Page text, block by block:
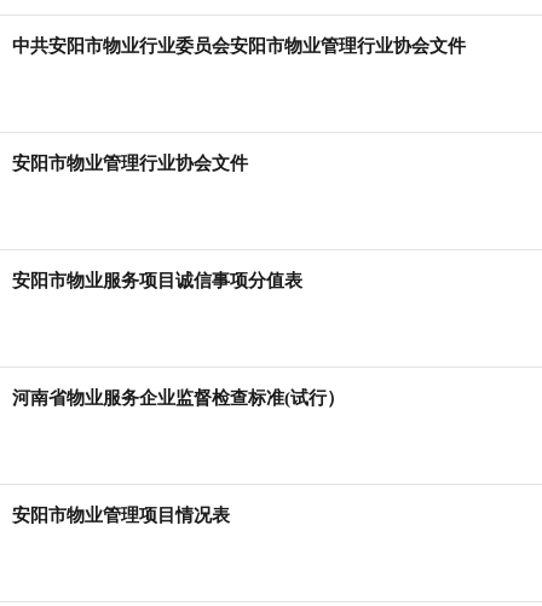
中共安阳市物业行业委员会安阳市物业管理行业协会文件
安阳市物业管理行业协会文件
安阳市物业服务项目诚信事项分值表
河南省物业服务企业监督检查标准(试行）
安阳市物业管理项目情况表